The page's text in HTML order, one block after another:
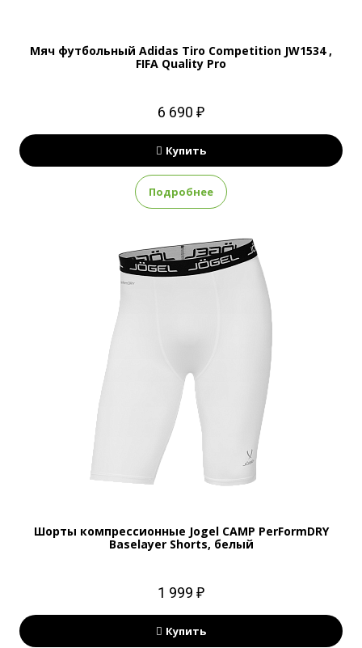
Мяч футбольный Adidas Tiro Competition JW1534 ,
FIFA Quality Pro
6 690 ₽
Купить
Подробнее
Шорты компрессионные Jogel CAMP PerFormDRY
Baselayer Shorts, белый
1 999 ₽
Купить